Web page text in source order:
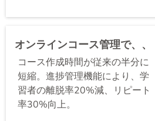
オンラインコース管理で、、
コース作成時間が従来の半分に
短縮。進捗管理機能により、学
習者の離脱率20%減、リピート
率30%向上。